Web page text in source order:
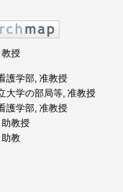
授
護学部, 准教授
大学の部局等, 准教授
護学部, 准教授
教授
教